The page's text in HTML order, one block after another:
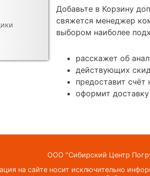
Добавьте в Корзину
свяжется менеджер
выбором наиболее
расскажет об
действующих
предоставит счёт
оформит
ООО "Сибирский Центр
на сайте носит исключительно